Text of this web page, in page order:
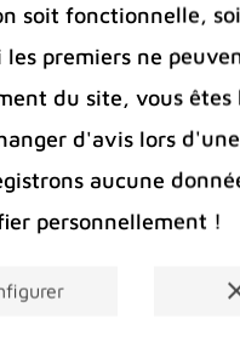
comme
et spirituelles,
bénéfique qui
?
soit fonctionnelle,
les premiers ne
du site, vous êtes
d'avis lors
aucune
personnellement !